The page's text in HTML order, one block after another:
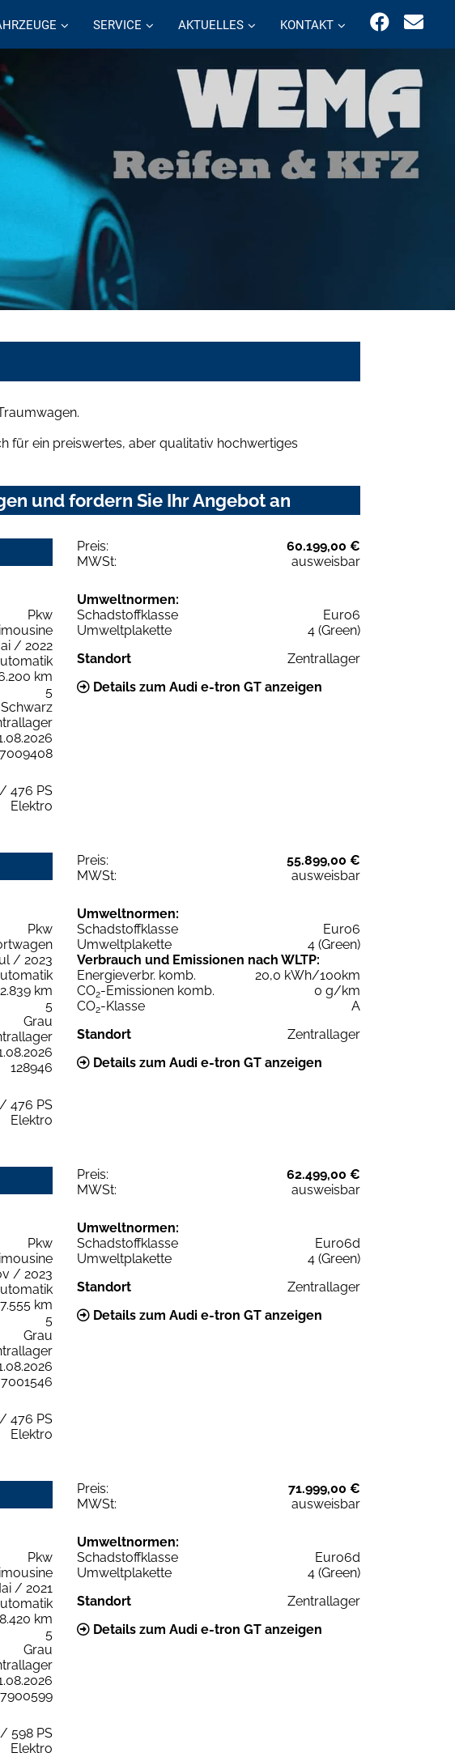
SERVICE AKTUELLES KONTAKT
für ein preiswertes, aber qualitativ hochwertiges
und fordern Sie Ihr Angebot an
Preis:
60.199,00 €
MWSt:
ausweisbar
Pkw
/ 2022
km
5
Schwarz
7009408
476 PS
Elektro
Umweltnormen:
Schadstoffklasse
Euro6
Umweltplakette
4 (Green)
Standort
Zentrallager
Details zum Audi e-tron GT anzeigen
Preis:
55.899,00 €
MWSt:
ausweisbar
Pkw
/ 2023
km
5
Grau
128946
476 PS
Elektro
Umweltnormen:
Schadstoffklasse
Euro6
Umweltplakette
4 (Green)
Verbrauch und Emissionen nach WLTP:
Energieverbr. komb.
20,0 kWh/100km
CO2-Emissionen komb.
0 g/km
CO2-Klasse
A
Standort
Zentrallager
Details zum Audi e-tron GT anzeigen
Preis:
62.499,00 €
MWSt:
ausweisbar
Pkw
/ 2023
km
5
Grau
7001546
476 PS
Elektro
Umweltnormen:
Schadstoffklasse
Euro6d
Umweltplakette
4 (Green)
Standort
Zentrallager
Details zum Audi e-tron GT anzeigen
Preis:
71.999,00 €
MWSt:
ausweisbar
Pkw
/ 2021
km
5
Grau
7900599
598 PS
Elektro
Umweltnormen:
Schadstoffklasse
Euro6d
Umweltplakette
4 (Green)
Standort
Zentrallager
Details zum Audi e-tron GT anzeigen